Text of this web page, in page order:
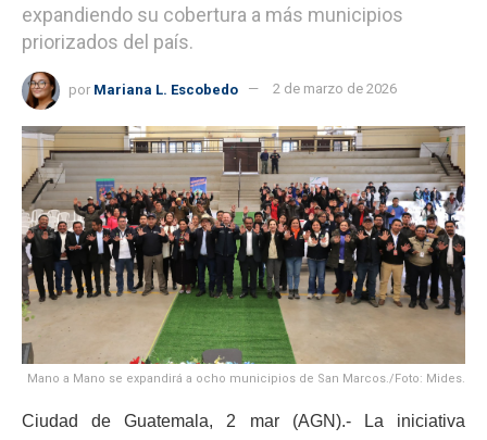
expandiendo su cobertura a más municipios
priorizados del país.
por Mariana L. Escobedo 2 de marzo de 2026
Mano a Mano se expandirá a ocho municipios de San Marcos./Foto: Mides.
Ciudad de Guatemala, 2 mar (AGN).- La iniciativa